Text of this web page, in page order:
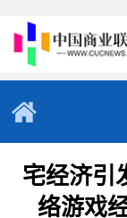
宅经济引
络游戏